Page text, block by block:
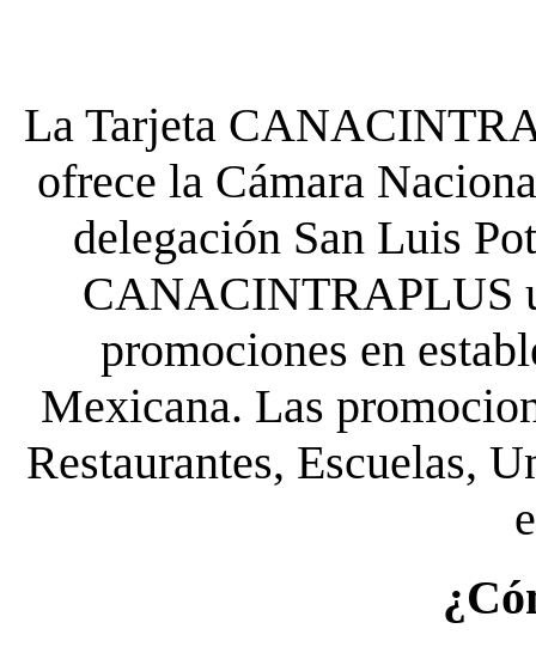
La Tarjeta
ofrece la Cámara
delegación San Luis
CANACINTRAPLUS
promociones en
Mexicana. Las
Restaurantes, Escuelas,